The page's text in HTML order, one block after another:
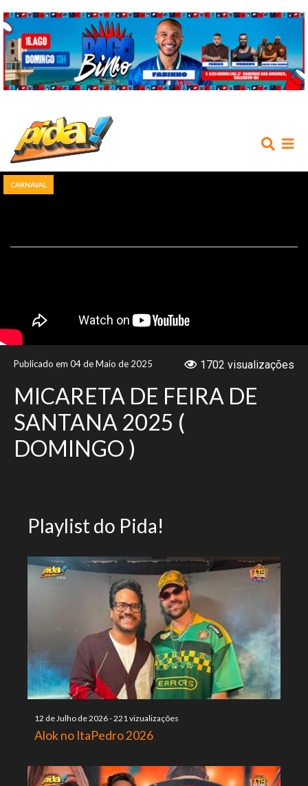
VÍDEOS
PROMOÇÕES
CONTATO
CARNAVAL
Publicado em 04 de Maio de 2025 1702 visualizações
MICARETA DE FEIRA DE
SANTANA 2025 (
DOMINGO )
Playlist do Pida!
12 de Julho de 2026-221 vizualizações
Alok no ItaPedro 2026